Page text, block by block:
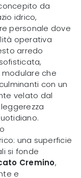
da
idrico,
personale dove
operativa
arredo
che
con un
velato dal
una superficie
si fonde
Cremino,
e